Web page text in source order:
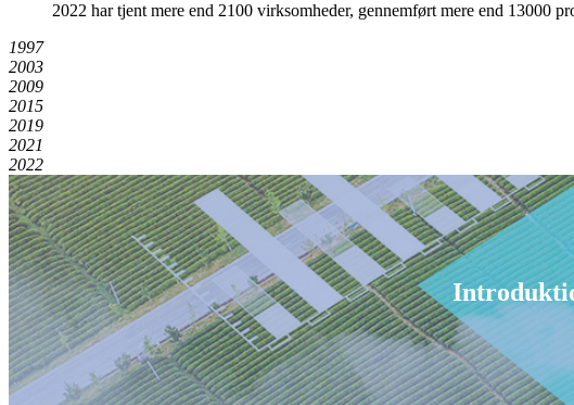
2022 har tjent mere end 2100 virksomheder, gennemført mere end 13000
1997
2003
2009
2015
2019
2021
2022